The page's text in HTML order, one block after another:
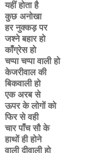
यहीं होता है
कुछ अनोखा
हर नुक्कड़ पर
जश्ने बहार हो
काँग्रेस हो
चप्पा चप्पा वाली हो
केजरीवाल की
बिकवाली हो
एक अरब से
ऊपर के लोगों को
फिर से वही
चार पाँच सौ के
हाथों ही होने
वाली दीवाली हो